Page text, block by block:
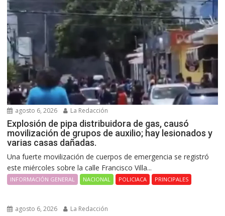
agosto 6, 2026 La Redacción
Explosión de pipa distribuidora de gas, causó
movilización de grupos de auxilio; hay lesionados y
varias casas dañadas.
Una fuerte movilización de cuerpos de emergencia se registró
este miércoles sobre la calle Francisco Villa...
INFORMACIÓN GENERAL NACIONAL POLICIACA PRINCIPALES
agosto 6, 2026 La Redacción